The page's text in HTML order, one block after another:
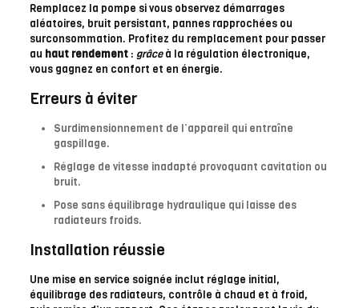
Remplacez la pompe si vous observez démarrages
aléatoires, bruit persistant, pannes rapprochées ou
surconsommation. Profitez du remplacement pour passer
au haut rendement: grâceà la régulation électronique,
vous gagnez en confort et en énergie.
Erreurs à éviter
Surdimensionnement de l’appareil qui entraîne
gaspillage.
Réglage de vitesse inadapté provoquant cavitation ou
bruit.
Pose sans équilibrage hydraulique qui laisse des
radiateurs froids.
Installation réussie
Une mise en service soignée inclut réglage initial,
équilibrage des radiateurs, contrôle à chaud et à froid,